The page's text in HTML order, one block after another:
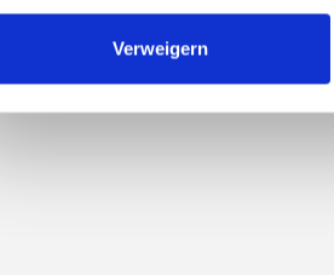
Verweigern